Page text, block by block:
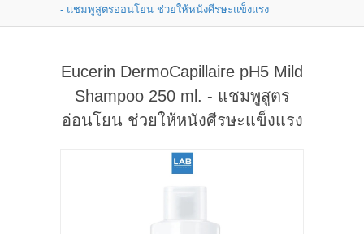
BRANDS
แจ้งชำระเงิน
CONTACT US
- แชมพูสูตรอ่อนโยน ช่วยให้หนังศีรษะแข็งแรง
Eucerin DermoCapillaire pH5 Mild
Shampoo 250 ml. - แชมพูสูตร
อ่อนโยน ช่วยให้หนังศีรษะแข็งแรง